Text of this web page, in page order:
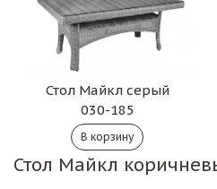
Стол Майкл серый
030-185
Стол Майкл